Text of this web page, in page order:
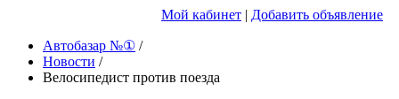
Мой кабинет | Добавить объявление
Автобазар №① /
Новости /
Велосипедист против поезда